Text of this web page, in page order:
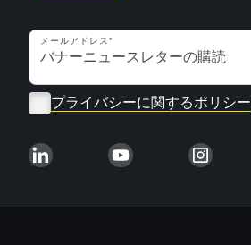
メールアドレス
プライバシーに関するポリシー